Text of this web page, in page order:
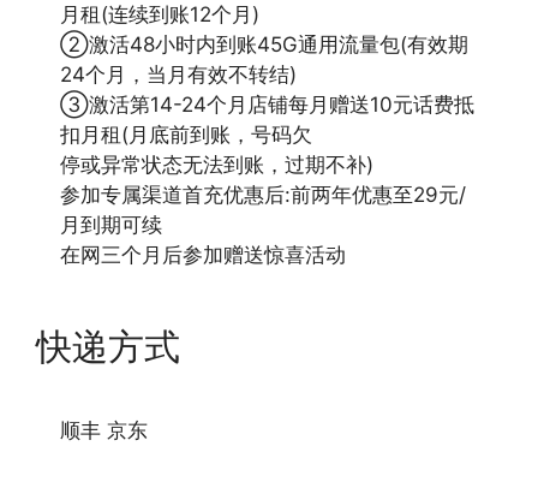
月租(连续到账12个月)
②激活48小时内到账45G通用流量包(有效期
24个月，当月有效不转结)
③激活第14-24个月店铺每月赠送10元话费抵
扣月租(月底前到账，号码欠
停或异常状态无法到账，过期不补)
参加专属渠道首充优惠后:前两年优惠至29元/
月到期可续
在网三个月后参加赠送惊喜活动
快递方式
顺丰 京东